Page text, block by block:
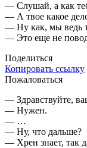
— Слушай, а как
— А твое какое
— Ну как, мы ведь
— Это еще не повод
Поделиться
Копировать ссылку
Пожаловаться
— Здравствуйте,
— Нужен.
— …
— Ну, что дальше?
— Хрен знает, так